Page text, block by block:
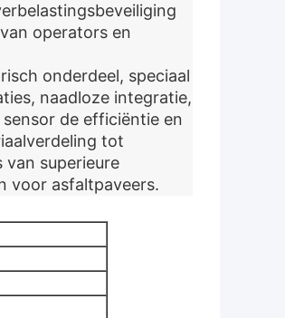
operators en
onderdeel, speciaal
naadloze integratie,
de efficiëntie en
tot
van superieure
voor asfaltpaveers.